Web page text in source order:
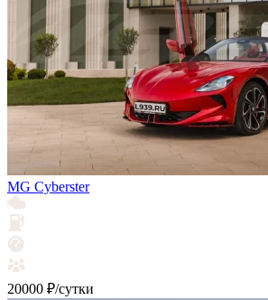
MG Cyberster
20000 ₽/сутки